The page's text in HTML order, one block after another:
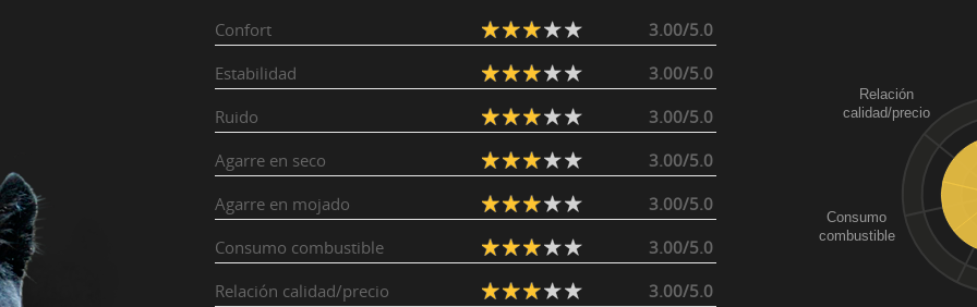
Confort
3.00/5.0
Estabilidad
3.00/5.0
Ruido
3.00/5.0
Agarre en seco
3.00/5.0
Agarre en mojado
3.00/5.0
Consumo combustible
3.00/5.0
Relación calidad/precio
3.00/5.0
Consumo
combustible
Relación
calidad/precio